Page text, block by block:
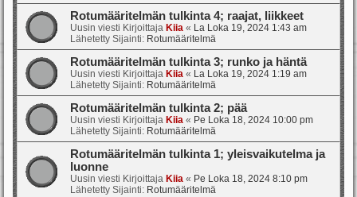
Rotumääritelmän tulkinta 4; raajat, liikkeet
Uusin viesti Kirjoittaja Kiia « La Loka 19, 2024 1:43 am
Lähetetty Sijainti: Rotumääritelmä
Rotumääritelmän tulkinta 3; runko ja häntä
Uusin viesti Kirjoittaja Kiia « La Loka 19, 2024 1:19 am
Lähetetty Sijainti: Rotumääritelmä
Rotumääritelmän tulkinta 2; pää
Uusin viesti Kirjoittaja Kiia « Pe Loka 18, 2024 10:00 pm
Lähetetty Sijainti: Rotumääritelmä
Rotumääritelmän tulkinta 1; yleisvaikutelma ja
luonne
Uusin viesti Kirjoittaja Kiia « Pe Loka 18, 2024 8:10 pm
Lähetetty Sijainti: Rotumääritelmä